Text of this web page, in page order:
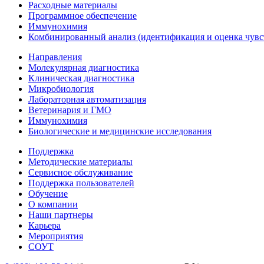
Расходные материалы
Программное обеспечение
Иммунохимия
Комбинированный анализ (идентификация и оценка
Направления
Молекулярная диагностика
Клиническая диагностика
Микробиология
Лабораторная автоматизация
Ветеринария и ГМО
Иммунохимия
Биологические и медицинские исследования
Поддержка
Методические материалы
Сервисное обслуживание
Поддержка пользователей
Обучение
О компании
Наши партнеры
Карьера
Мероприятия
СОУТ